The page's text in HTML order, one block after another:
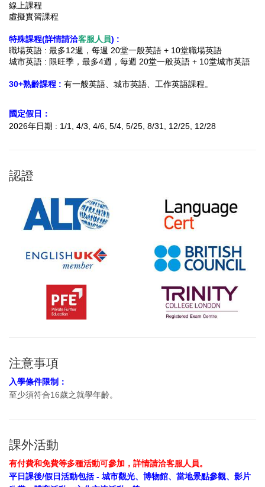
線上課程
虛擬實習課程
特殊課程(詳情請洽客服人員) :
職場英語 : 最多12週，每週 20堂一般英語 + 10堂職場英語
城市英語 : 限旺季，最多4週，每週 20堂一般英語 + 10堂城市英語
30+熟齡課程 : 有一般英語、城市英語、工作英語課程。
國定假日：
2026年日期 : 1/1, 4/3, 4/6, 5/4, 5/25, 8/31, 12/25, 12/28
認證
注意事項
入學條件限制：
至少須符合16歲之就學年齡。
課外活動
有付費和免費等多種活動可參加，詳情請洽客服人員。
平日課後/假日活動包括 - 城市觀光、博物館、當地景點參觀、影片